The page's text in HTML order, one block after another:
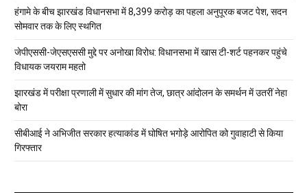
हंगामे के बीच झारखंड विधानसभा में 8,399 करोड़ का पहला अनुपूरक बजट पेश, सदन
सोमवार तक के लिए स्थगित
जेपीएससी-जेएसएससी मुद्दे पर अनोखा विरोध: विधानसभा में खास टी-शर्ट पहनकर पहुंचे
विधायक जयराम महतो
झारखंड में परीक्षा प्रणाली में सुधार की मांग तेज, छात्र आंदोलन के समर्थन में उतरीं नेहा
बोरा
सीबीआई ने अभिजीत सरकार हत्याकांड में घोषित भगोड़े आरोपित को गुवाहाटी से किया
गिरफ्तार